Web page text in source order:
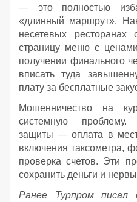
— это полностью
«длинный маршрут».
несетевых ресторанах
страницу меню с
получении финального
вписать туда
плату за бесплатные
Мошенничество на
системную проблему.
защиты — оплата в
включения таксометра,
проверка счетов. Эти
сохранить деньги и
Ранее Турпром писал